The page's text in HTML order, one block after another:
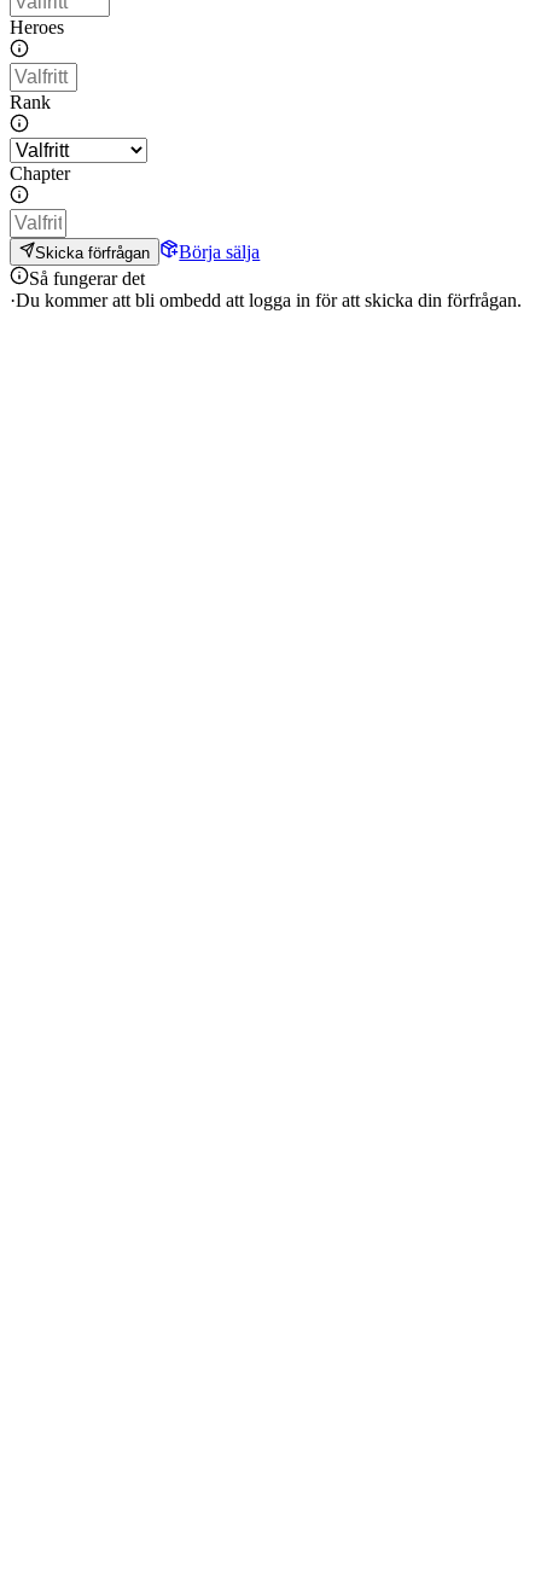
Heroes
Rank
Chapter
Skicka förfrågan
Börja sälja
Så fungerar det
·Du kommer att bli ombedd att logga in för att skicka din förfrågan.